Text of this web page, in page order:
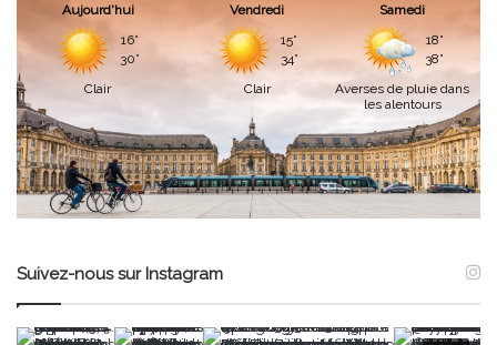
Aujourd'hui
16°
30°
Clair
Vendredi
15°
34°
Clair
Samedi
18°
38°
Averses de pluie dans
les alentours
Suivez-nous sur Instagram